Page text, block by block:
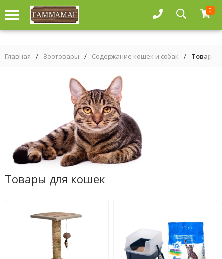
0
Главная / Зоотовары / Содержание кошек и собак / Товары
Товары для кошек